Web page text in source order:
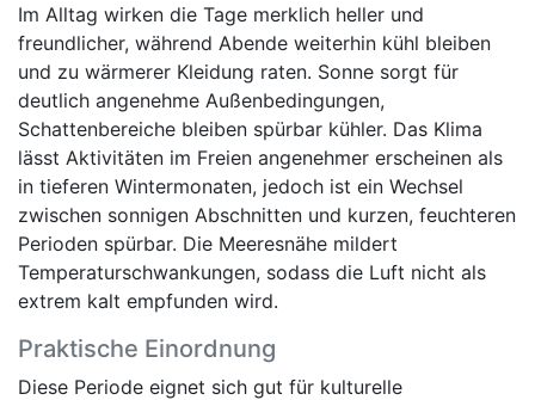
Im Alltag wirken die Tage merklich heller und
freundlicher, während Abende weiterhin kühl bleiben
und zu wärmerer Kleidung raten. Sonne sorgt für
deutlich angenehme Außenbedingungen,
Schattenbereiche bleiben spürbar kühler. Das Klima
lässt Aktivitäten im Freien angenehmer erscheinen als
in tieferen Wintermonaten, jedoch ist ein Wechsel
zwischen sonnigen Abschnitten und kurzen, feuchteren
Perioden spürbar. Die Meeresnähe mildert
Temperaturschwankungen, sodass die Luft nicht als
extrem kalt empfunden wird.
Praktische Einordnung
Diese Periode eignet sich gut für kulturelle